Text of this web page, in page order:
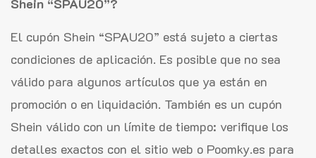
El cupón Shein “SPAU20” está sujeto a ciertas
condiciones de aplicación. Es posible que no sea
válido para algunos artículos que ya están en
promoción o en liquidación. También es un cupón
Shein válido con un límite de tiempo: verifique los
detalles exactos con el sitio web o Poomky.es para